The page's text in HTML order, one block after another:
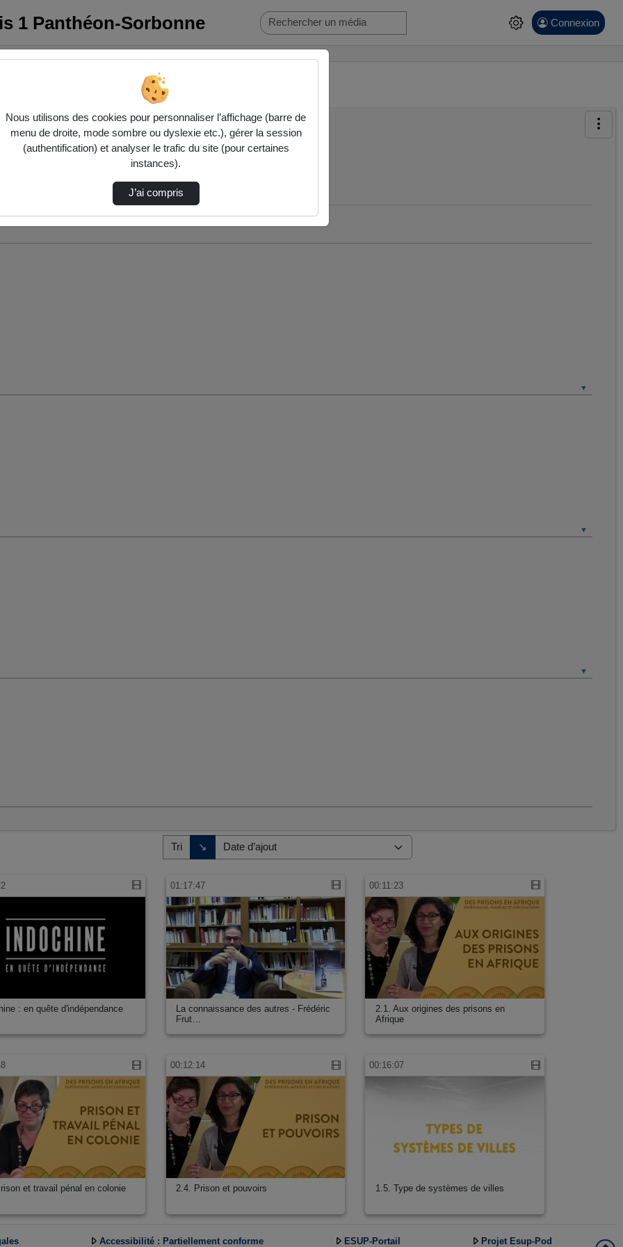
1 Panthéon-Sorbonne Connexion
ci-dessous. Consultez les options pour ajuster les résultats.
et sociales
Tri ↘
Direction de tri
: en quête d'indépendance
01:17:47
La connaissance des autres - Frédéric
Frut…
00:11:23
2.1. Aux origines des prisons en
Afrique
et travail pénal en colonie
00:12:14
2.4. Prison et pouvoirs
00:16:07
1.5. Type de systèmes de villes
Accessibilité : Partiellement conforme ESUP-Portail Projet Esup-Pod
Nous utilisons des cookies pour personnaliser l’affichage (barre de
menu de droite, mode sombre ou dyslexie etc.), gérer la session
(authentification) et analyser le trafic du site (pour certaines
instances).
J’ai compris